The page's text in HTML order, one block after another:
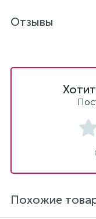
Отзывы
Похожие